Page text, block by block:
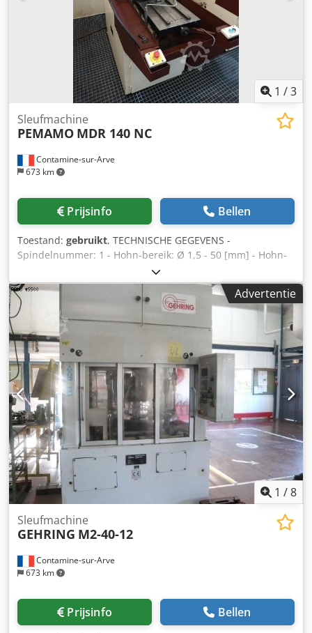
1 /3
Contamine-sur-Arve
673 km
Sleufmachine
PEMAMO MDR 140 NC
Prijsinfo Bellen
Toestand: gebruikt, TECHNISCHE GEGEVENS -
Spindelnummer: 1 - Hohn-bereik: Ø 1,5 - 50 [mm] - Hohn-
slag: 0 - 100 [mm] - Spiltoerental: 150 - 2500 [rpm]
Dcsdpeug U Dyofx Ab Eek - Afmetingen: 1550 x 800 x 1450
[mm]
Advertentie
1 /8
Contamine-sur-Arve
673 km
Sleufmachine
GEHRING M2-40-12
Prijsinfo Bellen